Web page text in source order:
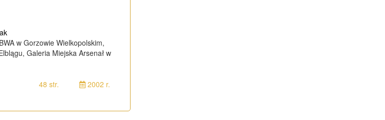
w Gorzowie Wielkopolskim,
Galeria Miejska Arsenał w
2002 r.
48 str.